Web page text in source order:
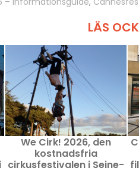
LÄS
We Cirk! 2026, den
kostnadsfria
cirkusfestivalen i Seine-